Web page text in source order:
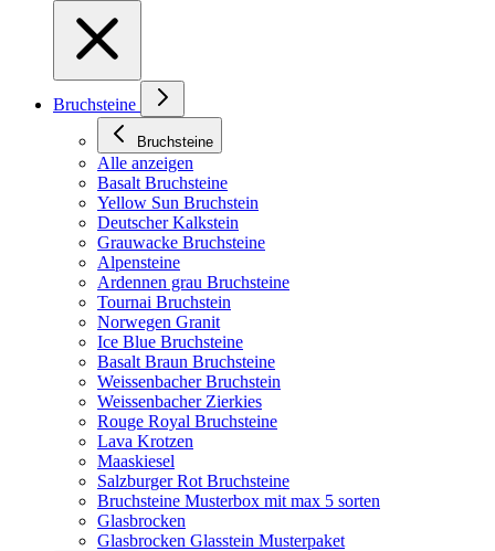
Bruchsteine
Bruchsteine
Alle anzeigen
Basalt Bruchsteine
Yellow Sun Bruchstein
Deutscher Kalkstein
Grauwacke Bruchsteine
Alpensteine
Ardennen grau Bruchsteine
Tournai Bruchstein
Norwegen Granit
Ice Blue Bruchsteine
Basalt Braun Bruchsteine
Weissenbacher Bruchstein
Weissenbacher Zierkies
Rouge Royal Bruchsteine
Lava Krotzen
Maaskiesel
Salzburger Rot Bruchsteine
Bruchsteine Musterbox mit max 5 sorten
Glasbrocken
Glasbrocken Glasstein Musterpaket